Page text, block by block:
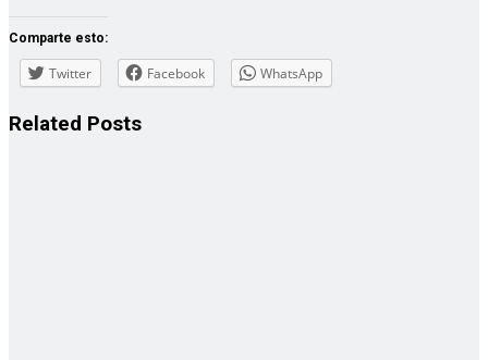
Comparte esto:
Twitter Facebook WhatsApp
Related Posts